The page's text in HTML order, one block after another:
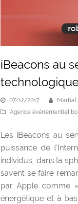
iBeacons au
07/12/2017
Martial
Agence événementiel
Les iBeacons au
puissance de
individus, dans la
savent se faire
par Apple comme
énergétique et à